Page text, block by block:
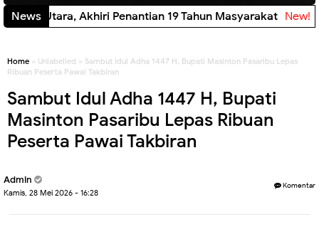
NewsUtara, Akhiri Penantian 19 Tahun Masyarakat New!
Home » Unlabelled » Sambut Idul Adha 1447 H, Bupati Masinton Pasaribu Lepas
Ribuan Peserta Pawai Takbiran
Sambut Idul Adha 1447 H, Bupati
Masinton Pasaribu Lepas Ribuan
Peserta Pawai Takbiran
Admin
Kamis, 28 Mei 2026 - 16:28
Komentar